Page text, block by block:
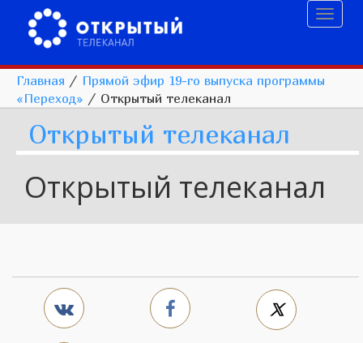
Главная / Прямой эфир 19-го выпуска программы
«Переход» / Открытый телеканал
Открытый телеканал
Открытый телеканал